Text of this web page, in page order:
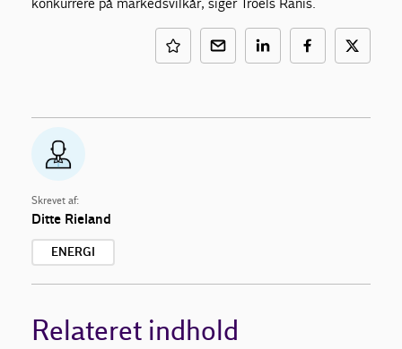
Skrevet af:
Ditte Rieland
ENERGI
Relateret indhold